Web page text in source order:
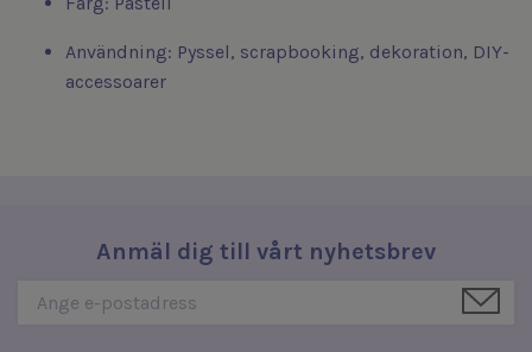
Användning: Pyssel, scrapbooking, dekoration, DIY-
accessoarer
Anmäl dig till vårt nyhetsbrev